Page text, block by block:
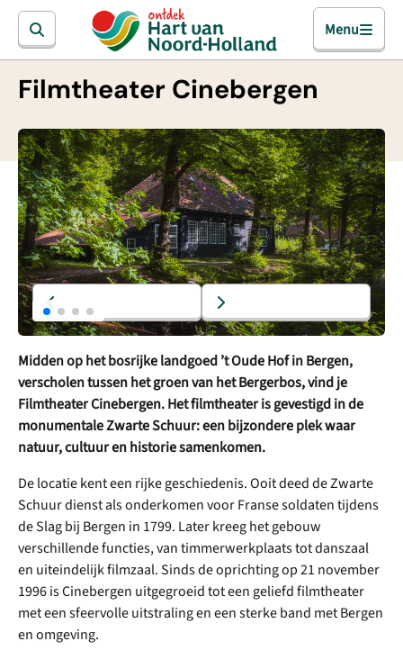
Menu
Filmtheater Cinebergen
Midden op het bosrijke landgoed ’t Oude Hof in Bergen,
verscholen tussen het groen van het Bergerbos, vind je
Filmtheater Cinebergen. Het filmtheater is gevestigd in de
monumentale Zwarte Schuur: een bijzondere plek waar
natuur, cultuur en historie samenkomen.
De locatie kent een rijke geschiedenis. Ooit deed de Zwarte
Schuur dienst als onderkomen voor Franse soldaten tijdens
de Slag bij Bergen in 1799. Later kreeg het gebouw
verschillende functies, van timmerwerkplaats tot danszaal
en uiteindelijk filmzaal. Sinds de oprichting op 21 november
1996 is Cinebergen uitgegroeid tot een geliefd filmtheater
met een sfeervolle uitstraling en een sterke band met Bergen
en omgeving.